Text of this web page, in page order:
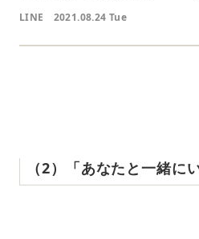
LINE 2021.08.24 Tue
（‌2‌）‌「あなたと一緒に